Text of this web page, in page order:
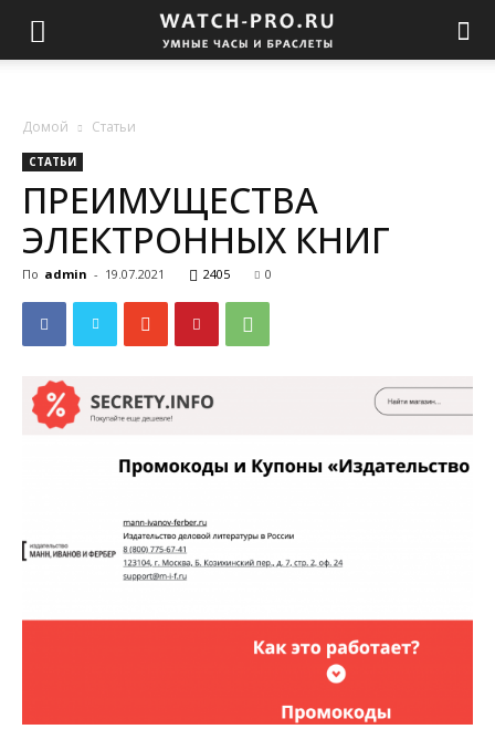
Домой Статьи
СТАТЬИ
ПРЕИМУЩЕСТВА
ЭЛЕКТРОННЫХ КНИГ
По admin - 19.07.2021 2405 0